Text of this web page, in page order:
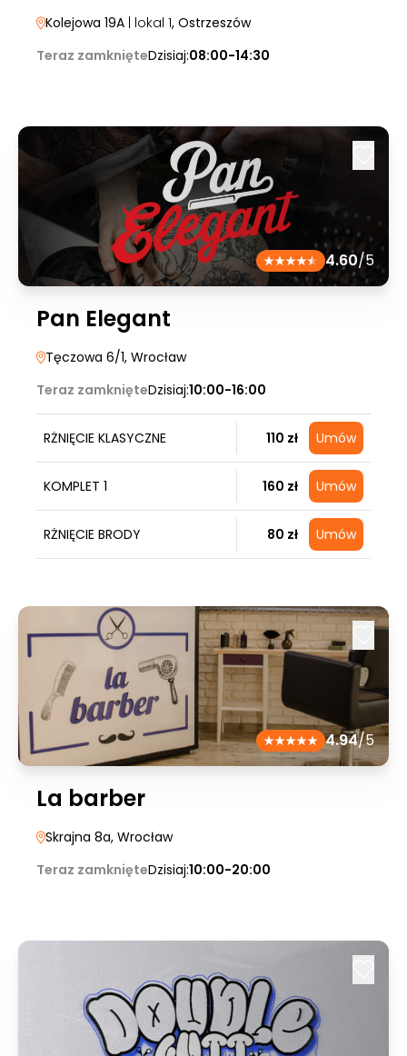
Kolejowa 19A | lokal 1, Ostrzeszów
Teraz zamknięteDzisiaj:08:00-14:30
4.60/5
Pan Elegant
Tęczowa 6/1, Wrocław
Teraz zamknięteDzisiaj:10:00-16:00
RŻNIĘCIE KLASYCZNE 110 zł Umów
KOMPLET 1 160 zł Umów
RŻNIĘCIE BRODY 80 zł Umów
4.94/5
La barber
Skrajna 8a, Wrocław
Teraz zamknięteDzisiaj:10:00-20:00